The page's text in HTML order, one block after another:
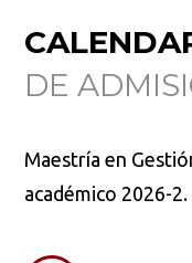
DE
Maestría en
académico 2026-2.